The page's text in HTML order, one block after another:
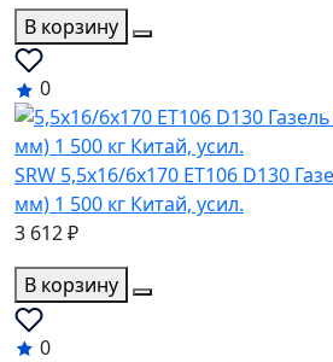
В корзину
0
SRW 5,5x16/6x170 ET106 D130
мм) 1 500 кг Китай, усил.
3 612 ₽
В корзину
0